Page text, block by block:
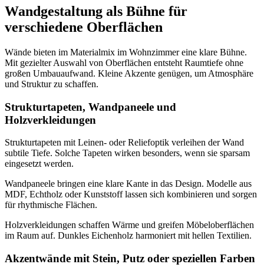
Wandgestaltung als Bühne für
verschiedene Oberflächen
Wände bieten im Materialmix im Wohnzimmer eine klare Bühne.
Mit gezielter Auswahl von Oberflächen entsteht Raumtiefe ohne
großen Umbauaufwand. Kleine Akzente genügen, um Atmosphäre
und Struktur zu schaffen.
Strukturtapeten, Wandpaneele und
Holzverkleidungen
Strukturtapeten mit Leinen- oder Reliefoptik verleihen der Wand
subtile Tiefe. Solche Tapeten wirken besonders, wenn sie sparsam
eingesetzt werden.
Wandpaneele bringen eine klare Kante in das Design. Modelle aus
MDF, Echtholz oder Kunststoff lassen sich kombinieren und sorgen
für rhythmische Flächen.
Holzverkleidungen schaffen Wärme und greifen Möbeloberflächen
im Raum auf. Dunkles Eichenholz harmoniert mit hellen Textilien.
Akzentwände mit Stein, Putz oder speziellen Farben